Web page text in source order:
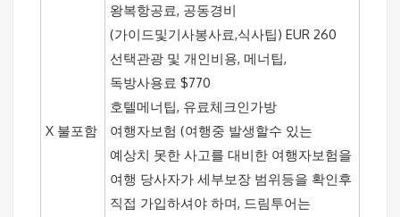
X 불포함
왕복항공료, 공동경비
(가이드및기사봉사료,식사팁) EUR 260
선택관광 및 개인비용, 메너팁,
독방사용료 $770
호텔메너팁, 유료체크인가방
여행자보험 (여행중 발생할수 있는
예상치 못한 사고를 대비한 여행자보험을
여행 당사자가 세부보장 범위등을 확인후
직접 가입하셔야 하며, 드림투어는